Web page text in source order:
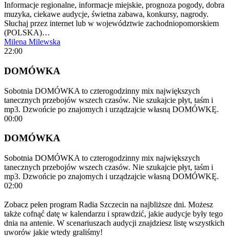
Informacje regionalne, informacje miejskie, prognoza pogody, dobra
muzyka, ciekawe audycje, świetna zabawa, konkursy, nagrody.
Słuchaj przez internet lub w województwie zachodniopomorskiem
(POLSKA)…
Milena Milewska
22:00
DOMÓWKA
Sobotnia DOMÓWKA to czterogodzinny mix największych
tanecznych przebojów wszech czasów. Nie szukajcie płyt, taśm i
mp3. Dzwońcie po znajomych i urządzajcie własną DOMÓWKĘ.
00:00
DOMÓWKA
Sobotnia DOMÓWKA to czterogodzinny mix największych
tanecznych przebojów wszech czasów. Nie szukajcie płyt, taśm i
mp3. Dzwońcie po znajomych i urządzajcie własną DOMÓWKĘ.
02:00
Zobacz pełen program Radia Szczecin na najbliższe dni. Możesz
także cofnąć datę w kalendarzu i sprawdzić, jakie audycje były tego
dnia na antenie. W scenariuszach audycji znajdziesz listę wszystkich
uworów jakie wtedy graliśmy!